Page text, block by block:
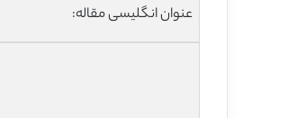
عنوان انگلیسی مقاله: